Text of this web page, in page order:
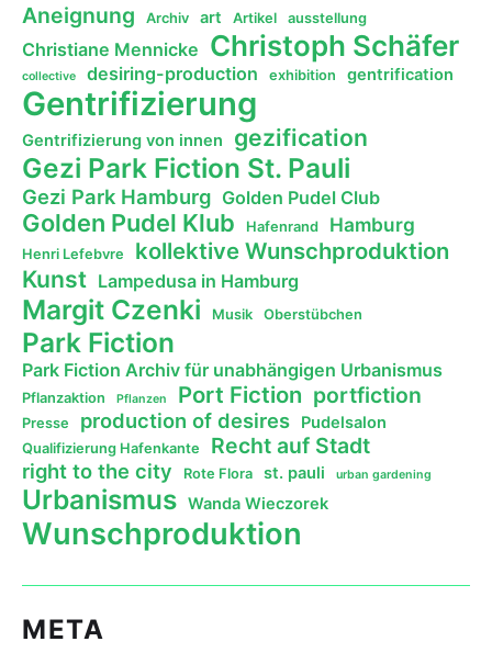
Aneignung Archiv art Artikel ausstellung
Christiane Mennicke Christoph Schäfer
collective desiring-production exhibition gentrification
Gentrifizierung
Gentrifizierung von innen gezification
Gezi Park Fiction St. Pauli
Gezi Park Hamburg Golden Pudel Club
Golden Pudel Klub Hafenrand Hamburg
Henri Lefebvre kollektive Wunschproduktion
Kunst Lampedusa in Hamburg
Margit Czenki Musik Oberstübchen
Park Fiction
Park Fiction Archiv für unabhängigen Urbanismus
Pflanzaktion Pflanzen Port Fiction portfiction
Presse production of desires Pudelsalon
Qualifizierung Hafenkante Recht auf Stadt
right to the city Rote Flora st. pauli urban gardening
Urbanismus Wanda Wieczorek
Wunschproduktion
META